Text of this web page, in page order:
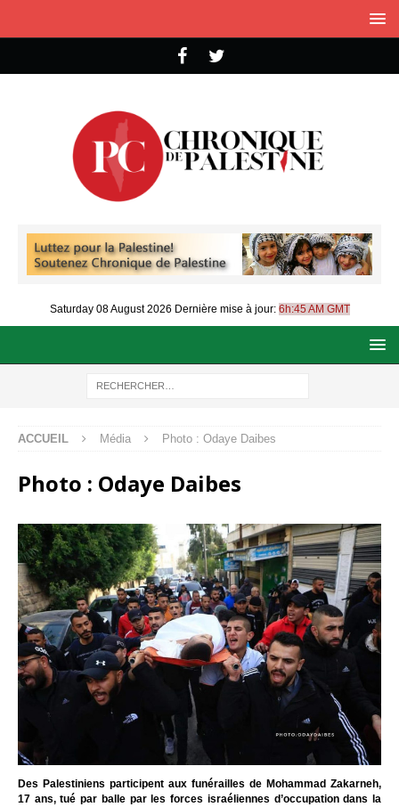
Saturday 08 August 2026 Dernière mise à jour: 6h:45 AM GMT
ACCUEIL Média Photo : Odaye Daibes
Photo : Odaye Daibes
Des Palestiniens participent aux funérailles de Mohammad Zakarneh,
17 ans, tué par balle par les forces israéliennes d’occupation dans la